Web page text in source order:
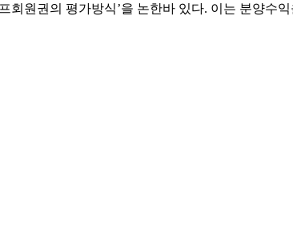
원권의 평가방식’을 논한바 있다. 이는 분양수